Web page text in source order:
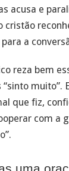
acusa e
cristão
a
reza bem
muito”.
que fiz,
com a
uma